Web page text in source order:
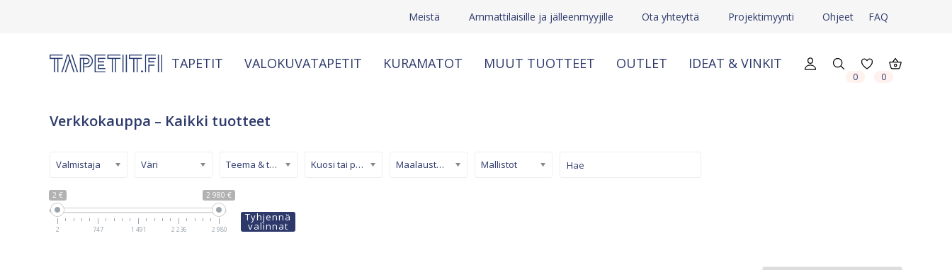
Meistä Ammattilaisille ja jälleenmyyjille Ota yhteyttä Projektimyynti Ohjeet FAQ
TAPETIT VALOKUVATAPETIT KURAMATOT MUUT TUOTTEET OUTLET IDEAT & VINKIT
0 0
Verkkokauppa – Kaikki tuotteet
2 € 2 980 €
2 747 1 491 2 236 2 980
Valmistaja Väri Teema & tyyli Kuosi tai pinta Maalaustapetti Mallistot
Tyhjennä
valinnat